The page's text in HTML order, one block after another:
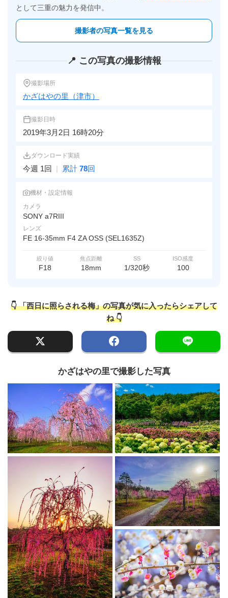
として三重の魅力を発信中。
撮影者の写真一覧を見る
📍 この写真の撮影情報
撮影場所
かざはやの里（津市）
撮影日時
2019年3月2日 16時20分
ダウンロード実績
今週 1回 | 累計 78回
機材・設定情報
カメラ
SONY a7RIII
レンズ
FE 16-35mm F4 ZA OSS (SEL1635Z)
絞り値
F18
焦点距離
18mm
SS
1/320秒
ISO感度
100
👇 「西日に照らされる梅」の写真が気に入ったらシェアして
ね 👇
かざはやの里で撮影した写真